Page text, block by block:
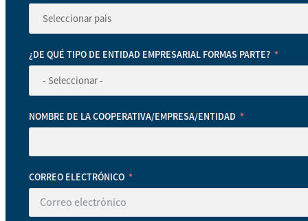
¿DE QUÉ TIPO DE ENTIDAD EMPRESARIAL FORMAS PARTE?
NOMBRE DE LA COOPERATIVA/EMPRESA/ENTIDAD
CORREO ELECTRÓNICO